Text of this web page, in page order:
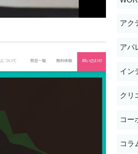
アク
アパ
イン
クリ
コー
コラ